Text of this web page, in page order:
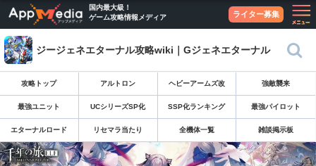
国内最大級！
ゲーム攻略情報メディア
ライター募集
ジージェネエターナル攻略wiki｜Gジェネエターナル
攻略トップ アルトロン ヘビーアームズ改 強敵襲来
最強ユニット UCシリーズSP化 SSP化ランキング 最強パイロット
エターナルロード リセマラ当たり 全機体一覧 雑談掲示板